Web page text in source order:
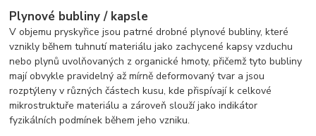
Plynové bubliny / kapsle
V objemu pryskyřice jsou patrné drobné plynové bubliny, které
vznikly během tuhnutí materiálu jako zachycené kapsy vzduchu
nebo plynů uvolňovaných z organické hmoty, přičemž tyto bubliny
mají obvykle pravidelný až mírně deformovaný tvar a jsou
rozptýleny v různých částech kusu, kde přispívají k celkové
mikrostruktuře materiálu a zároveň slouží jako indikátor
fyzikálních podmínek během jeho vzniku.